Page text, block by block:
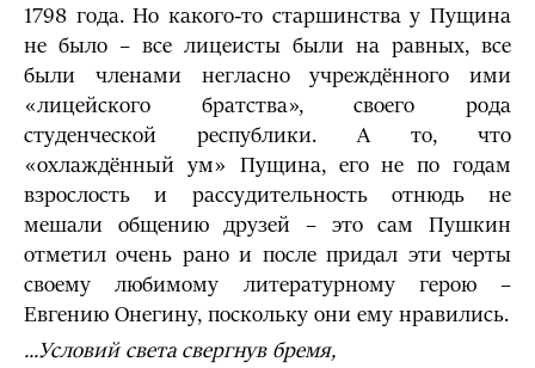
1798 года. Но какого-то старшинства у Пущина
не было – все лицеисты были на равных, все
были членами негласно учреждённого ими
«лицейского братства», своего рода
студенческой республики. А то, что
«охлаждённый ум» Пущина, его не по годам
взрослость и рассудительность отнюдь не
мешали общению друзей – это сам Пушкин
отметил очень рано и после придал эти черты
своему любимому литературному герою –
Евгению Онегину, поскольку они ему нравились.
...Условий света свергнув бремя,